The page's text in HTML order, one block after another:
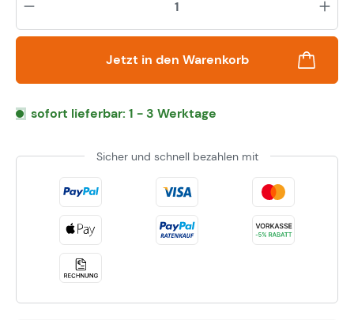
Jetzt in den Warenkorb
sofort lieferbar: 1 - 3 Werktage
Sicher und schnell bezahlen mit